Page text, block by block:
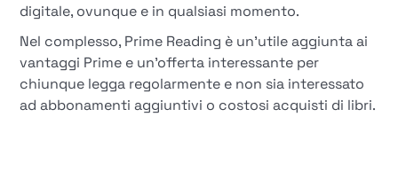
digitale, ovunque e in qualsiasi momento.
Nel complesso, Prime Reading è un'utile aggiunta ai
vantaggi Prime e un'offerta interessante per
chiunque legga regolarmente e non sia interessato
ad abbonamenti aggiuntivi o costosi acquisti di libri.